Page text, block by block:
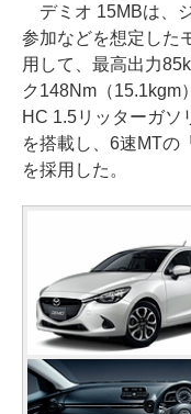
デミオ 15MBは、
参加などを想定した
用して、最高出力
ク148Nm（15.1kgm
HC 1.5リッターガソ
を搭載し、6速MTの
を採用した。